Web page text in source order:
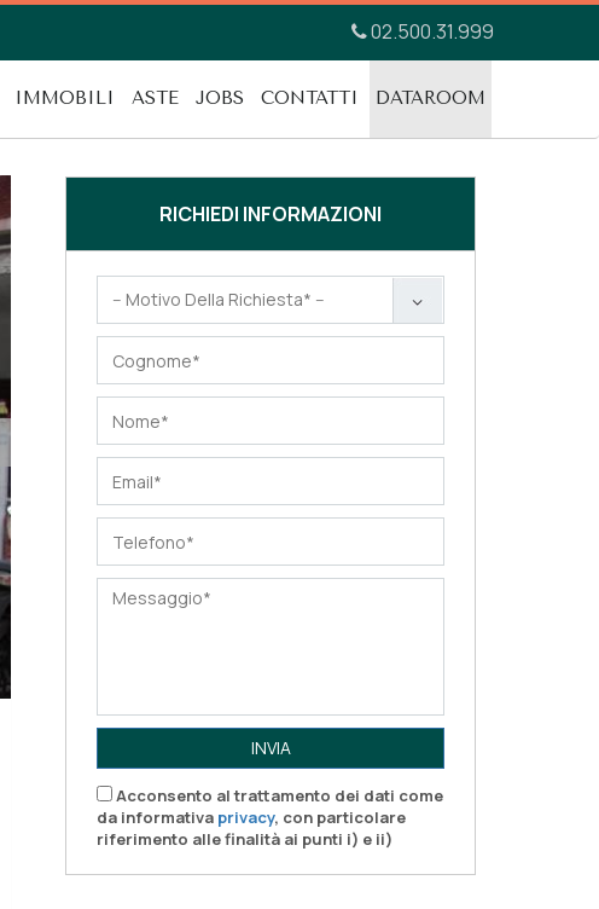
02.500.31.999
IMMOBILI ASTE JOBS CONTATTI DATAROOM
RICHIEDI INFORMAZIONI
INVIA
Acconsento al trattamento dei dati come
da informativa privacy, con particolare
riferimento alle finalità ai punti i) e ii)